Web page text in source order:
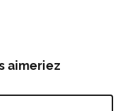
aimeriez